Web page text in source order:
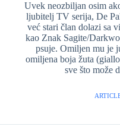
Uvek neozbiljan osim
ljubitelj TV serija, De
već stari član dolazi sa
kao Znak Sagite/
psuje. Omiljen mu je
omiljena boja žuta
sve što može